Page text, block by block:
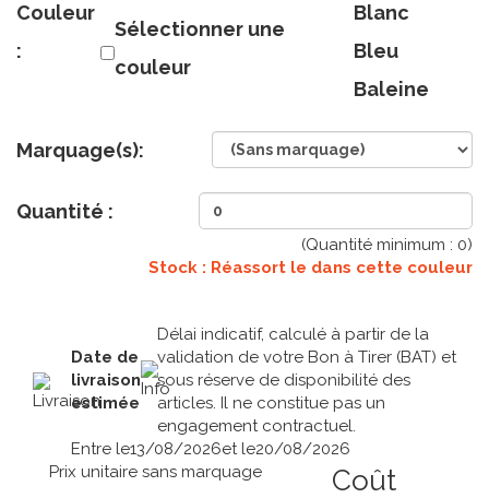
Couleur
:
Sélectionner une
couleur
Blanc
Bleu
Baleine
Marquage(s):
Quantité :
(Quantité minimum : 0)
Stock : Réassort le dans cette couleur
Date de
livraison
estimée
Délai indicatif, calculé à partir de la
validation de votre Bon à Tirer (BAT) et
sous réserve de disponibilité des
articles. Il ne constitue pas un
engagement contractuel.
Entre le13/08/2026et le20/08/2026
Prix unitaire sans marquage
Coût